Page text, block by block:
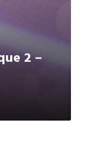
2 –